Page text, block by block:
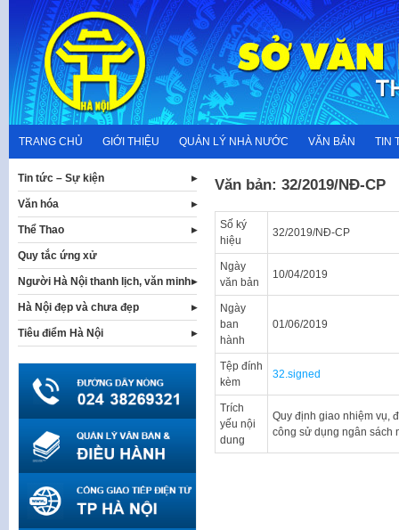
content
TRANG CHỦ GIỚI THIỆU QUẢN LÝ NHÀ NƯỚC VĂN BẢN TIN
Văn bản: 32/2019/NĐ-CP
Số ký
hiệu
32/2019/NĐ-CP
Ngày
văn bản
10/04/2019
Ngày
ban
hành
01/06/2019
Tệp đính
kèm
32.signed
Trích
yếu nội
dung
Quy định giao nhiệm vụ,
công sử dụng ngân sách
Tin tức – Sự kiện
Văn hóa
Thể Thao
Quy tắc ứng xử
Người Hà Nội thanh lịch, văn minh
Hà Nội đẹp và chưa đẹp
Tiêu điểm Hà Nội